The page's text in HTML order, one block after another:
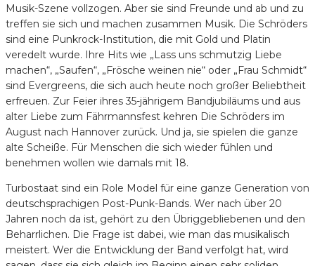
Musik-Szene vollzogen. Aber sie sind Freunde und ab und zu
treffen sie sich und machen zusammen Musik. Die Schröders
sind eine Punkrock-Institution, die mit Gold und Platin
veredelt wurde. Ihre Hits wie „Lass uns schmutzig Liebe
machen“, „Saufen“, „Frösche weinen nie“ oder „Frau Schmidt“
sind Evergreens, die sich auch heute noch großer Beliebtheit
erfreuen. Zur Feier ihres 35-jährigem Bandjubiläums und aus
alter Liebe zum Fährmannsfest kehren Die Schröders im
August nach Hannover zurück. Und ja, sie spielen die ganze
alte Scheiße. Für Menschen die sich wieder fühlen und
benehmen wollen wie damals mit 18.
Turbostaat sind ein Role Model für eine ganze Generation von
deutschsprachigen Post-Punk-Bands. Wer nach über 20
Jahren noch da ist, gehört zu den Übriggebliebenen und den
Beharrlichen. Die Frage ist dabei, wie man das musikalisch
meistert. Wer die Entwicklung der Band verfolgt hat, wird